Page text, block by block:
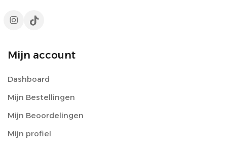
Mijn account
Dashboard
Mijn Bestellingen
Mijn Beoordelingen
Mijn profiel